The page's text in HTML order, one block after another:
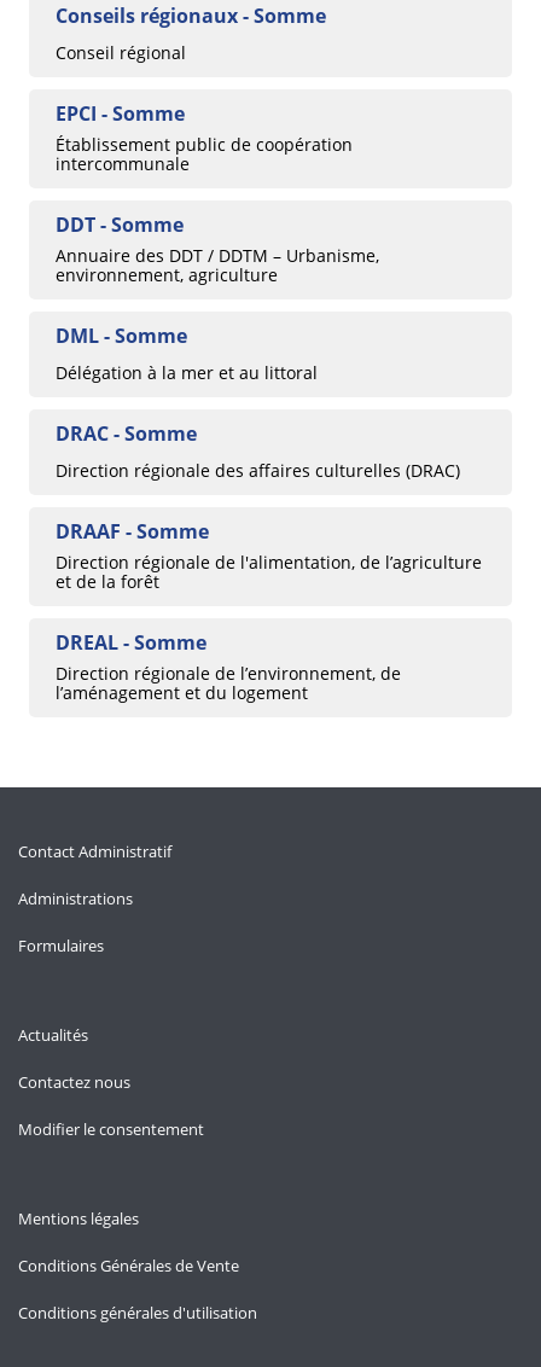
Conseils régionaux - Somme
Conseil régional
EPCI - Somme
Établissement public de coopération
intercommunale
DDT - Somme
Annuaire des DDT / DDTM – Urbanisme,
environnement, agriculture
DML - Somme
Délégation à la mer et au littoral
DRAC - Somme
Direction régionale des affaires culturelles (DRAC)
DRAAF - Somme
Direction régionale de l'alimentation, de l’agriculture
et de la forêt
DREAL - Somme
Direction régionale de l’environnement, de
l’aménagement et du logement
Contact Administratif
Administrations
Formulaires
Actualités
Contactez nous
Modifier le consentement
Mentions légales
Conditions Générales de Vente
Conditions générales d'utilisation